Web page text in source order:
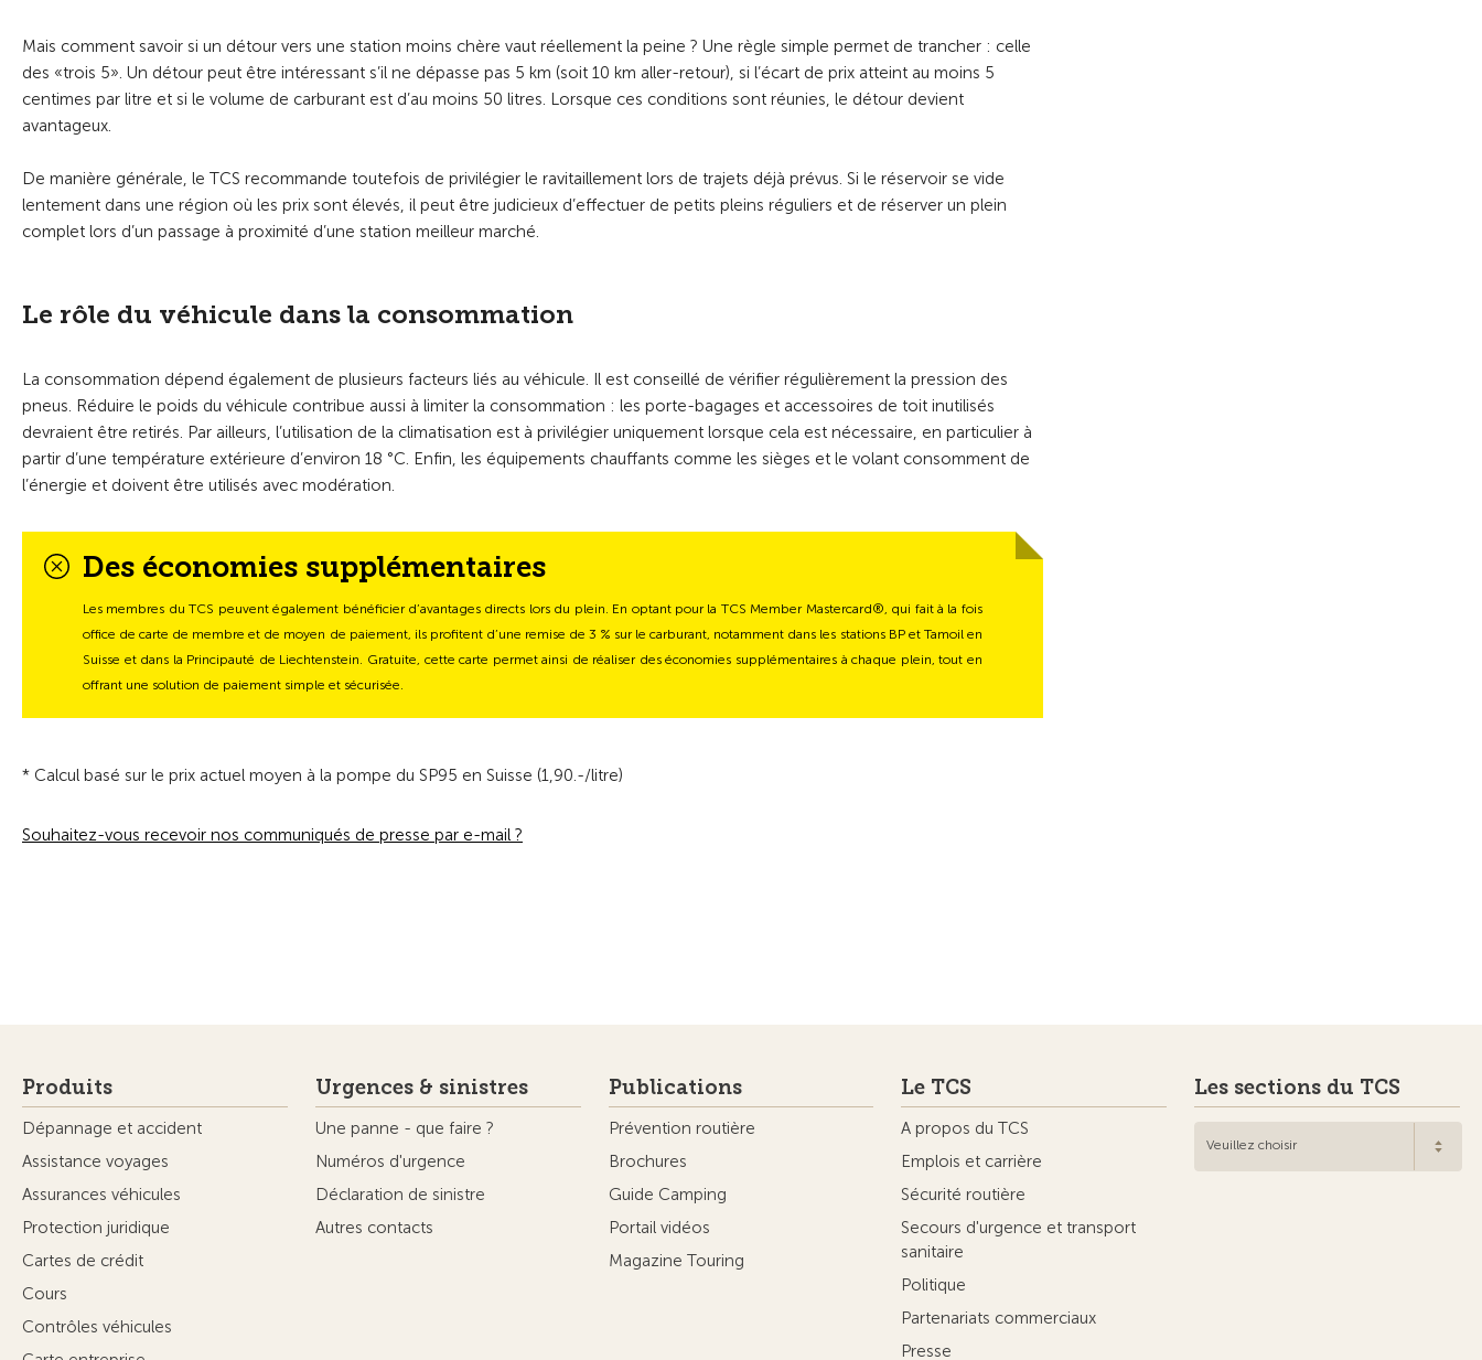
Mais comment savoir si un détour vers une station moins chère vaut réellement la peine ? Une règle simple permet de trancher : celle
des «trois 5». Un détour peut être intéressant s’il ne dépasse pas 5 km (soit 10 km aller-retour), si l’écart de prix atteint au moins 5
centimes par litre et si le volume de carburant est d’au moins 50 litres. Lorsque ces conditions sont réunies, le détour devient
avantageux.
De manière générale, le TCS recommande toutefois de privilégier le ravitaillement lors de trajets déjà prévus. Si le réservoir se vide
lentement dans une région où les prix sont élevés, il peut être judicieux d’effectuer de petits pleins réguliers et de réserver un plein
complet lors d’un passage à proximité d’une station meilleur marché.
Le rôle du véhicule dans la consommation
La consommation dépend également de plusieurs facteurs liés au véhicule. Il est conseillé de vérifier régulièrement la pression des
pneus. Réduire le poids du véhicule contribue aussi à limiter la consommation : les porte-bagages et accessoires de toit inutilisés
devraient être retirés. Par ailleurs, l’utilisation de la climatisation est à privilégier uniquement lorsque cela est nécessaire, en particulier à
partir d’une température extérieure d’environ 18 °C. Enfin, les équipements chauffants comme les sièges et le volant consomment de
l’énergie et doivent être utilisés avec modération.
Des économies supplémentaires
Les membres du TCS peuvent également bénéficier d’avantages directs lors du plein. En optant pour la TCS Member Mastercard®, qui fait à la fois
office de carte de membre et de moyen de paiement, ils profitent d’une remise de 3 % sur le carburant, notamment dans les stations BP et Tamoil en
Suisse et dans la Principauté de Liechtenstein. Gratuite, cette carte permet ainsi de réaliser des économies supplémentaires à chaque plein, tout en
offrant une solution de paiement simple et sécurisée.
* Calcul basé sur le prix actuel moyen à la pompe du SP95 en Suisse (1,90.-/litre)
Souhaitez-vous recevoir nos communiqués de presse par e-mail ?
Produits
Dépannage et accident
Assistance voyages
Assurances véhicules
Protection juridique
Cartes de crédit
Cours
Contrôles véhicules
Urgences & sinistres
Une panne - que faire ?
Numéros d'urgence
Déclaration de sinistre
Autres contacts
Publications
Prévention routière
Brochures
Guide Camping
Portail vidéos
Magazine Touring
Le TCS
A propos du TCS
Emplois et carrière
Sécurité routière
Secours d'urgence et transport
sanitaire
Politique
Partenariats commerciaux
Presse
Les sections du TCS
Veuillez choisir